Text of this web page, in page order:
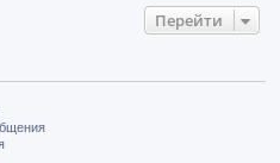
Перейти